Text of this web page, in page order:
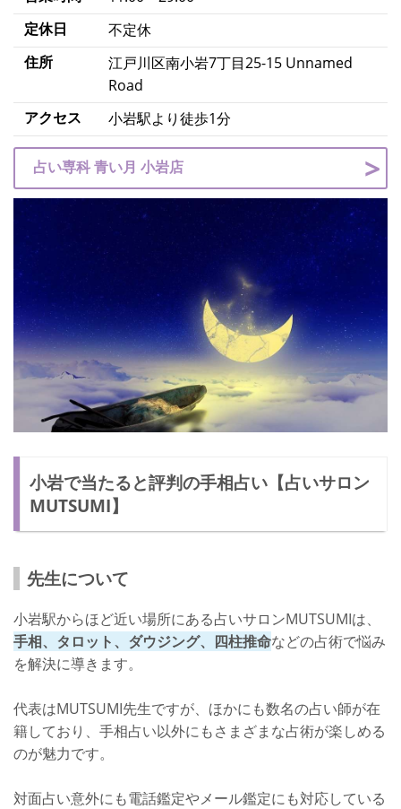
定休日
不定休
住所
江戸川区南小岩7丁目25-15 Unnamed
Road
アクセス
小岩駅より徒歩1分
占い専科 青い月 小岩店
小岩で当たると評判の手相占い【占いサロン
MUTSUMI】
先生について
小岩駅からほど近い場所にある占いサロンMUTSUMIは、
手相、タロット、ダウジング、四柱推命などの占術で悩み
を解決に導きます。
代表はMUTSUMI先生ですが、ほかにも数名の占い師が在
籍しており、手相占い以外にもさまざまな占術が楽しめる
のが魅力です。
対面占い意外にも電話鑑定やメール鑑定にも対応している